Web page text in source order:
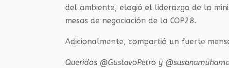
del ambiente, elogió el liderazgo de la
mesas de negociación de la COP28.
Adicionalmente, compartió un fuerte
Queridos @GustavoPetro y